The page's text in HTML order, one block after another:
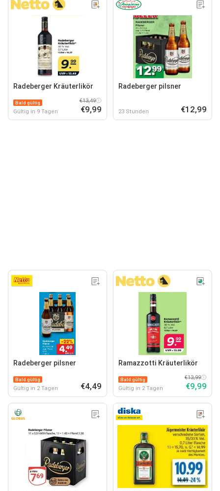
Radeberger Kräuterlikör
Bald gültig
Gültig in 9 Tagen
€13,49
€9,99
Radeberger pilsner
23 Stunden €12,99
Radeberger pilsner
Bald gültig
Gültig in 2 Tagen €4,49
Ramazzotti Kräuterlikör
Bald gültig
Gültig in 2 Tagen
€13,99
€9,99